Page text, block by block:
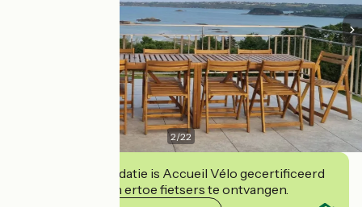
2/22
Deze accommodatie is Accueil Vélo gecertificeerd
en verbindt zich ertoe fietsers te ontvangen.